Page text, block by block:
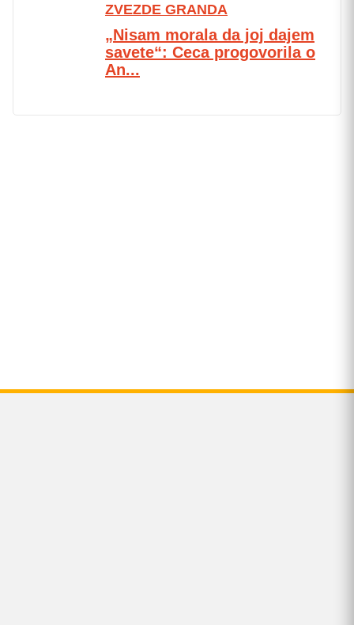
ZVEZDE GRANDA
„Nisam morala da joj dajem
savete“: Ceca progovorila o
An...